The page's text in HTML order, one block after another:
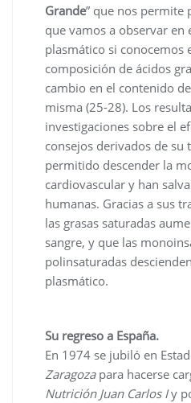
Grande” que nos permite
que vamos a observar en
plasmático si conocemos
composición de ácidos
cambio en el contenido
misma (25-28). Los
investigaciones sobre el
consejos derivados de su
permitido descender la
cardiovascular y han
humanas. Gracias a sus
las grasas saturadas
sangre, y que las
polinsaturadas
plasmático.
Su regreso a España.
En 1974 se jubiló en
Zaragozapara hacerse
Nutrición Juan Carlos Iy